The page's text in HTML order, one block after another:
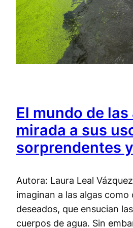
El mundo de
mirada a sus
sorprendentes
Autora: Laura Leal
imaginan a las algas
deseados, que ensucian
cuerpos de agua. Sin